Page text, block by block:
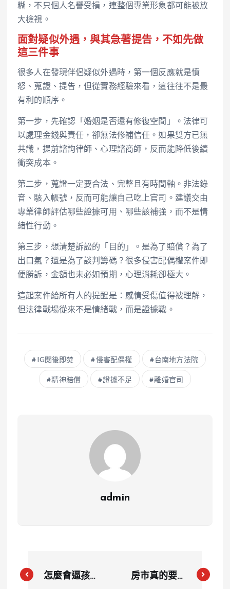
糊，不只個人名譽受損，連整個專業形象都可能被放
大檢視。
面對疑似外遇，與其急著提告，不如先做
這三件事
很多人在發現伴侶疑似外遇時，第一個反應就是憤
怒、蒐證、提告，但從實務經驗來看，這往往不是最
有利的順序。
第一步，先確認「婚姻是否還有修復空間」。法律可
以處理金錢與責任，卻無法修補信任。如果雙方已無
共識，提前諮詢律師、心理諮商師，反而能降低後續
衝突成本。
第二步，蒐證一定要合法、完整且有時間軸。非法錄
音、駭入帳號，反而可能讓自己吃上官司。建議交由
專業律師評估哪些證據可用、哪些該補強，而不是情
緒性行動。
第三步，想清楚訴訟的「目的」。是為了賠償？為了
出口氣？還是為了談判籌碼？很多侵害配偶權案件即
便勝訴，金額也未必如預期，心理消耗卻極大。
這起案件給所有人的提醒是：感情受傷值得被理解，
但法律戰場從來不是情緒戰，而是證據戰。
IG閱後即焚 侵害配偶權 台南地方法院
精神賠償 證據不足 離婚官司
admin
怎麼會逼孩子
房市真的要崩